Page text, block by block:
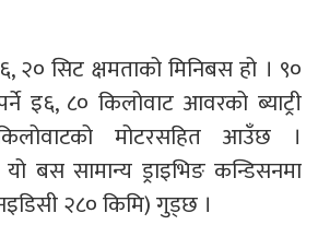
२० सिट क्षमताको मिनिबस हो । ९०
इ६, ८० किलोवाट आवरको ब्याट्री
मोटरसहित आउँछ ।
बस सामान्य ड्राइभिङ कन्डिसनमा
२८० किमि) गुड्छ ।